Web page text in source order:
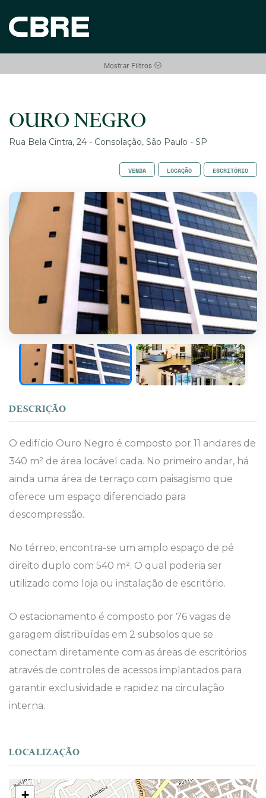
Mostrar Filtros
OURO NEGRO
Rua Bela Cintra, 24 - Consolação, São Paulo - SP
ESCRITÓRIO
LOCAÇÃO
VENDA
DESCRIÇÃO
O edifício Ouro Negro é composto por 11 andares de
340 m² de área locável cada. No primeiro andar, há
ainda uma área de terraço com paisagismo que
oferece um espaço diferenciado para
descompressão.
No térreo, encontra-se um amplo espaço de pé
direito duplo com 540 m². O qual poderia ser
utilizado como loja ou instalação de escritório.
O estacionamento é composto por 76 vagas de
garagem distribuídas em 2 subsolos que se
conectam diretamente com as áreas de escritórios
através de controles de acessos implantados para
garantir exclusividade e rapidez na circulação
interna.
LOCALIZAÇÃO
+